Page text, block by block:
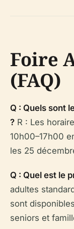
Foire
(FAQ)
Q : Quels sont
? R : Les
10h00–17h00
les 25
Q : Quel est le
adultes
sont
seniors et